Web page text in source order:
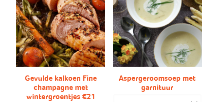
Gevulde kalkoen Fine
champagne met
wintergroentjes €21
Aspergeroomsoep met
garnituur